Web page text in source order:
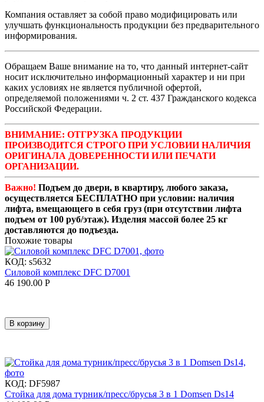
Компания оставляет за собой право модифицировать или
улучшать функциональность продукции без предварительного
информирования.
Обращаем Ваше внимание на то, что данный интернет-сайт
носит исключительно информационный характер и ни при
каких условиях не является публичной офертой,
определяемой положениями ч. 2 ст. 437 Гражданского кодекса
Российской Федерации.
ВНИМАНИЕ: ОТГРУЗКА ПРОДУКЦИИ
ПРОИЗВОДИТСЯ СТРОГО ПРИ УСЛОВИИ НАЛИЧИЯ
ОРИГИНАЛА ДОВЕРЕННОСТИ ИЛИ ПЕЧАТИ
ОРГАНИЗАЦИИ.
Важно! Подъем до двери, в квартиру, любого заказа,
осуществляется БЕСПЛАТНО при условии: наличия
лифта, вмещающего в себя груз (при отсутствии лифта
подъем от 100 руб/этаж). Изделия массой более 25 кг
доставляются до подъезда.
Похожие товары
КОД: s5632
Силовой комплекс DFC D7001
46 190.00 Р
В корзину
КОД: DF5987
Стойка для дома турник/пресс/брусья 3 в 1 Domsen Ds14